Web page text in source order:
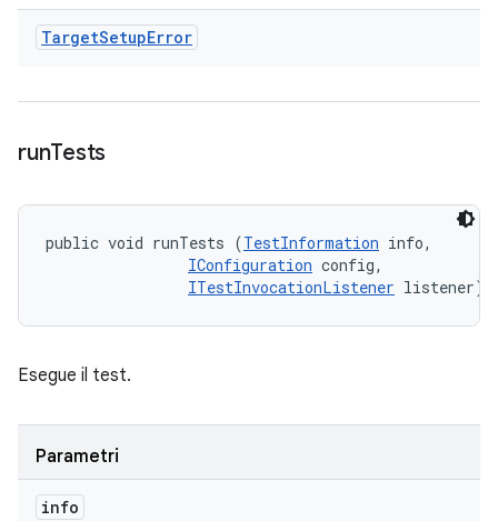
TargetSetupError
runTests
public void runTests (TestInformation info,
IConfiguration config,
ITestInvocationListener listener)
Esegue il test.
Parametri
info